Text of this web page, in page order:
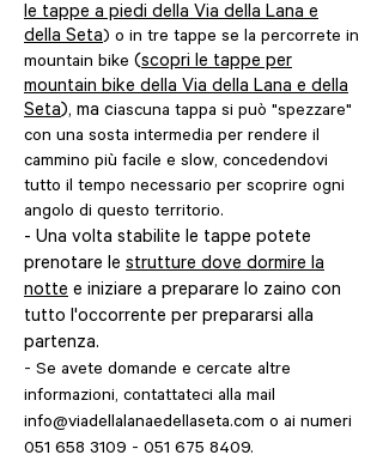
le tappe a piedi della Via della Lana e
della Seta) o in tre tappe se la percorrete in
mountain bike (scopri le tappe per
mountain bike della Via della Lana e della
Seta), ma ciascuna tappa si può "spezzare"
con una sosta intermedia per rendere il
cammino più facile e slow, concedendovi
tutto il tempo necessario per scoprire ogni
angolo di questo territorio.
- Una volta stabilite le tappe potete
prenotare le strutture dove dormire la
notte e iniziare a preparare lo zaino con
tutto l'occorrente per prepararsi alla
partenza.
- Se avete domande e cercate altre
informazioni, contattateci alla mail
info@viadellalanaedellaseta.com o ai numeri
051 658 3109 - 051 675 8409.